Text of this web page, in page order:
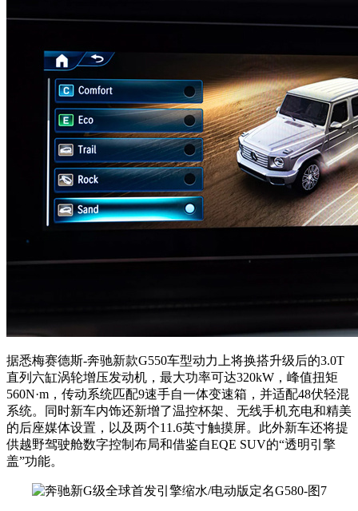
据悉梅赛德斯-奔驰新款G550车型动力上将换搭升级后的3.0T
直列六缸涡轮增压发动机，最大功率可达320kW，峰值扭矩
560N·m，传动系统匹配9速手自一体变速箱，并适配48伏轻混
系统。同时新车内饰还新增了温控杯架、无线手机充电和精美
的后座媒体设置，以及两个11.6英寸触摸屏。此外新车还将提
供越野驾驶舱数字控制布局和借鉴自EQE SUV的“透明引擎
盖”功能。